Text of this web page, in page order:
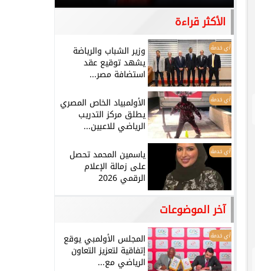
الأكثر قراءة
أي خدمة وزير الشباب والرياضة
يشهد توقيع عقد
استضافة مصر...
أي خدمة الأولمبياد الخاص المصري
يطلق مركز التدريب
الرياضي للاعبين...
أي خدمة ياسمين المحمد تحصل
على زمالة الإعلام
الرقمي 2026
آخر الموضوعات
أي خدمة المجلس الأولمبي يوقع
إتفاقية لتعزيز التعاون
الرياضي مع...